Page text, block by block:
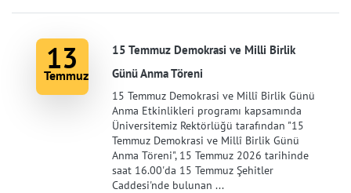
13
Temmuz
15 Temmuz Demokrasi ve Milli Birlik
Günü Anma Töreni
15 Temmuz Demokrasi ve Millî Birlik Günü
Anma Etkinlikleri programı kapsamında
Üniversitemiz Rektörlüğü tarafından "15
Temmuz Demokrasi ve Millî Birlik Günü
Anma Töreni", 15 Temmuz 2026 tarihinde
saat 16.00'da 15 Temmuz Şehitler
Caddesi'nde bulunan ...